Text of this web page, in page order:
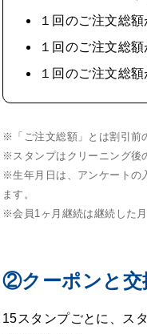
１回のご注文総
１回のご注文総
１回のご注文総
※「ご注文総額」とは割引前
※スタンプはクリーニング後
※生年月日は、アンケートの
ます。
※会員1ヶ月継続は継続した
②クーポンと交
15スタンプごとに、ス